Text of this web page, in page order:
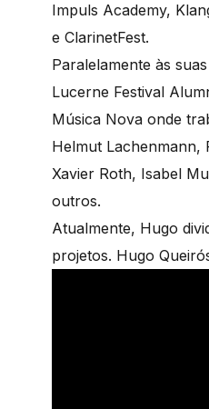
Impuls Academy,
e ClarinetFest.
Paralelamente às
Lucerne Festival
Música Nova onde
Helmut Lachenmann,
Xavier Roth, Isabel
outros.
Atualmente, Hugo
projetos. Hugo